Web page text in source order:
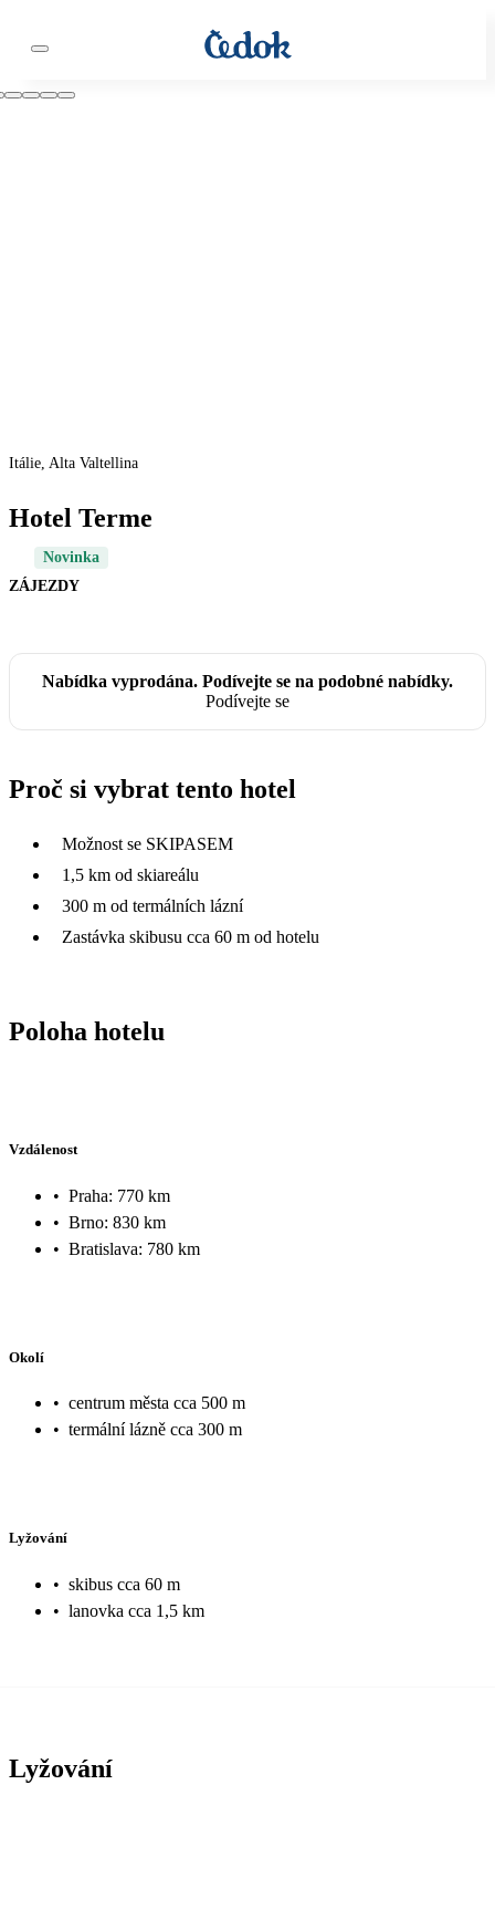
Itálie, Alta Valtellina
Hotel Terme
Novinka
ZÁJEZDY
Nabídka vyprodána. Podívejte se na podobné nabídky.
Podívejte se
Proč si vybrat tento hotel
Možnost se SKIPASEM
1,5 km od skiareálu
300 m od termálních lázní
Zastávka skibusu cca 60 m od hotelu
Poloha hotelu
Vzdálenost
• Praha: 770 km
• Brno: 830 km
• Bratislava: 780 km
Okolí
• centrum města cca 500 m
• termální lázně cca 300 m
Lyžování
• skibus cca 60 m
• lanovka cca 1,5 km
Lyžování